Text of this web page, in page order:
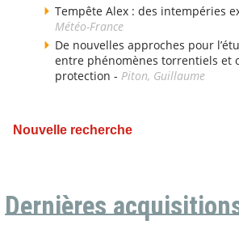
Tempête Alex : des intempéries
Météo-France
De nouvelles approches pour
entre phénomènes torrentiels et
protection - Piton, Guillaume
Nouvelle recherche
Dernières